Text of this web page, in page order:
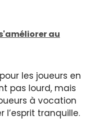
au
les joueurs en
pas lourd, mais
à vocation
l’esprit tranquille.